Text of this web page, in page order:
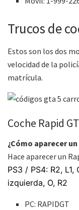
Trucos de
Estos son los dos
velocidad de la
matrícula.
Coche Rapid
¿Cómo aparecer un
Hace aparecer un
PS3 / PS4: R2, L1,
izquierda, O, R2
PC: RAPIDGT